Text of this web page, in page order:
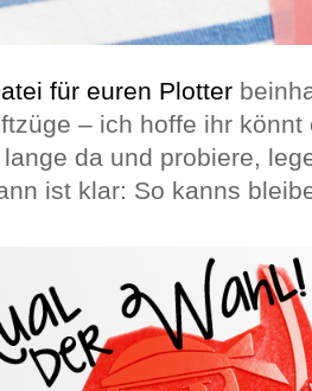
für euren Plotter
– ich hoffe ihr
da und probiere,
ist klar: So kanns